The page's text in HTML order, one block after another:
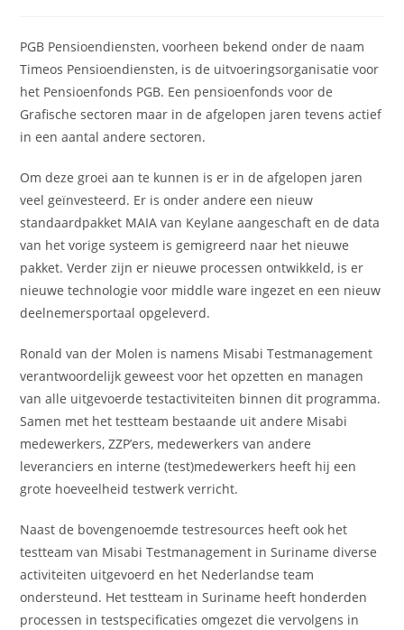
PGB Pensioendiensten, voorheen bekend onder de naam
Timeos Pensioendiensten, is de uitvoeringsorganisatie voor
het Pensioenfonds PGB. Een pensioenfonds voor de
Grafische sectoren maar in de afgelopen jaren tevens actief
in een aantal andere sectoren.
Om deze groei aan te kunnen is er in de afgelopen jaren
veel geïnvesteerd. Er is onder andere een nieuw
standaardpakket MAIA van Keylane aangeschaft en de data
van het vorige systeem is gemigreerd naar het nieuwe
pakket. Verder zijn er nieuwe processen ontwikkeld, is er
nieuwe technologie voor middle ware ingezet en een nieuw
deelnemersportaal opgeleverd.
Ronald van der Molen is namens Misabi Testmanagement
verantwoordelijk geweest voor het opzetten en managen
van alle uitgevoerde testactiviteiten binnen dit programma.
Samen met het testteam bestaande uit andere Misabi
medewerkers, ZZP’ers, medewerkers van andere
leveranciers en interne (test)medewerkers heeft hij een
grote hoeveelheid testwerk verricht.
Naast de bovengenoemde testresources heeft ook het
testteam van Misabi Testmanagement in Suriname diverse
activiteiten uitgevoerd en het Nederlandse team
ondersteund. Het testteam in Suriname heeft honderden
processen in testspecificaties omgezet die vervolgens in